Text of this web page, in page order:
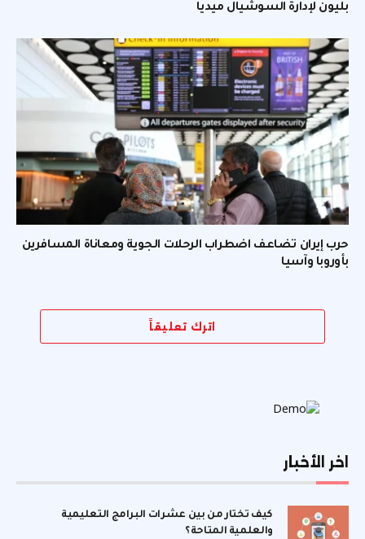
بليون لإدارة السوشيال ميديا
حرب إيران تضاعف اضطراب الرحلات الجوية ومعاناة المسافرين
بأوروبا وآسيا
اترك تعليقاً
اخر الأخبار
كيف تختار من بين عشرات البرامج التعليمية
والعلمية المتاحة؟